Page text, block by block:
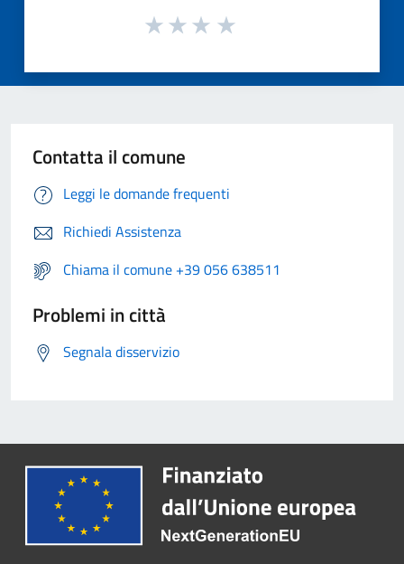
Contatta il comune
Leggi le domande frequenti
Richiedi Assistenza
Chiama il comune +39 056 638511
Problemi in città
Segnala disservizio